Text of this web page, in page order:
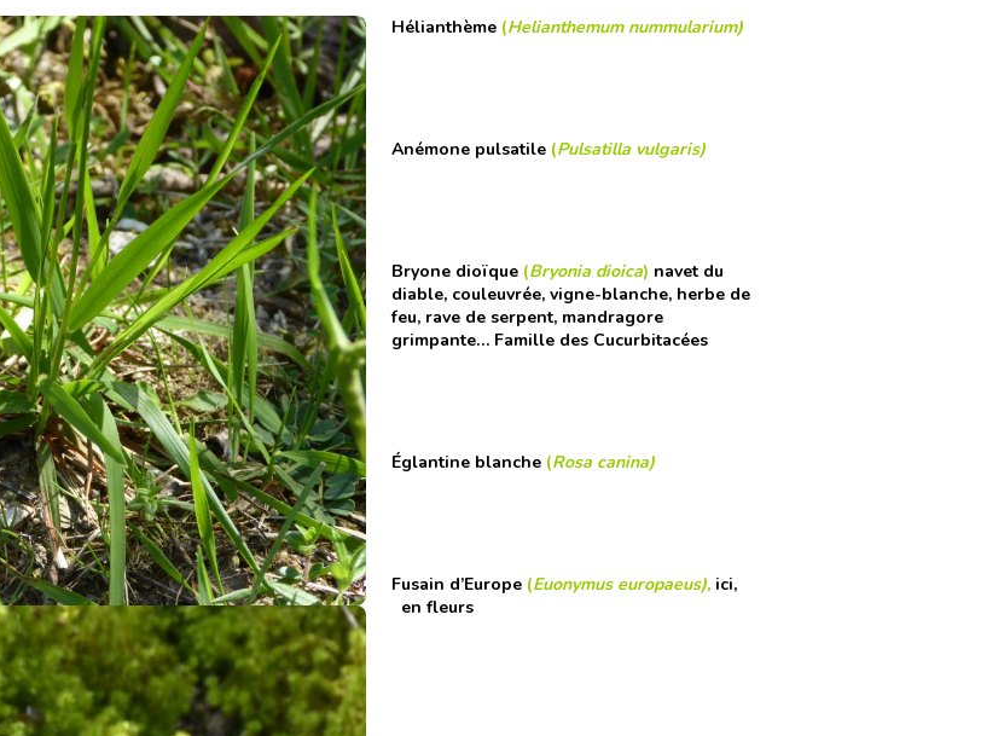
Hélianthème (Helianthemum nummularium)
Anémone pulsatile (Pulsatilla vulgaris)
Bryone dioïque (Bryonia dioica) navet du
diable, couleuvrée, vigne-blanche, herbe de
feu, rave de serpent, mandragore
grimpante… Famille des Cucurbitacées
Églantine blanche (Rosa canina)
Fusain d’Europe (Euonymus europaeus), ici,
en fleurs